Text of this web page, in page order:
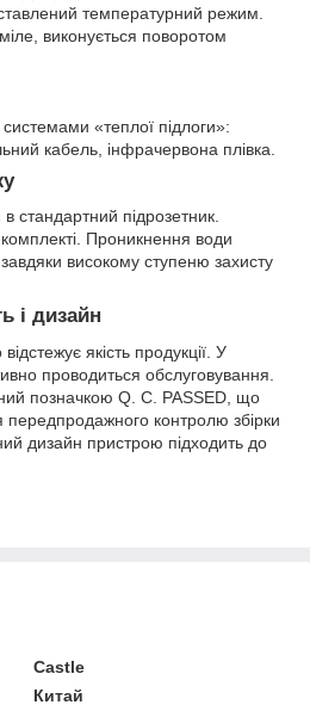
температурний режим.
виконується поворотом
«теплої підлоги»:
кабель, інфрачервона плівка.
стандартний підрозетник.
Проникнення води
високому ступеню захисту
і дизайн
якість продукції. У
проводиться обслуговування.
позначкою Q. C. PASSED, що
передпродажного контролю збірки
дизайн пристрою підходить до
Castle
Китай